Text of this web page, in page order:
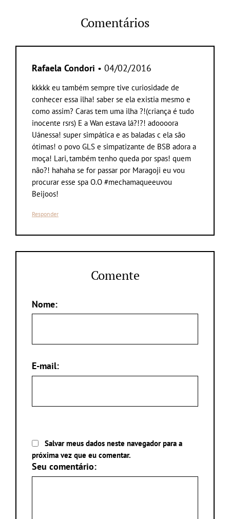
Comentários
Rafaela Condori • 04/02/2016
kkkkk eu também sempre tive curiosidade de
conhecer essa ilha! saber se ela existia mesmo e
como assim? Caras tem uma ilha ?!(criança é tudo
inocente rsrs) E a Wan estava lá?!?! adoooora
Uánessa! super simpática e as baladas c ela são
ótimas! o povo GLS e simpatizante de BSB adora a
moça! Lari, também tenho queda por spas! quem
não?! hahaha se for passar por Maragoji eu vou
procurar esse spa O.O #mechamaqueeuvou
Beijoos!
Responder
Comente
Nome:
E-mail:
Salvar meus dados neste navegador para a
próxima vez que eu comentar.
Seu comentário: